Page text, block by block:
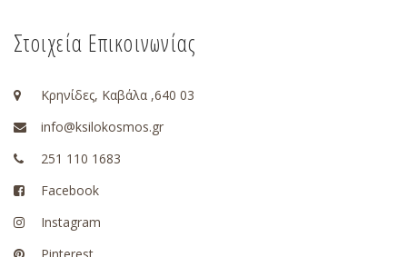
Στοιχεία Επικοινωνίας
Κρηνίδες, Καβάλα ,640 03
info@ksilokosmos.gr
251 110 1683
Facebook
Instagram
Pinterest